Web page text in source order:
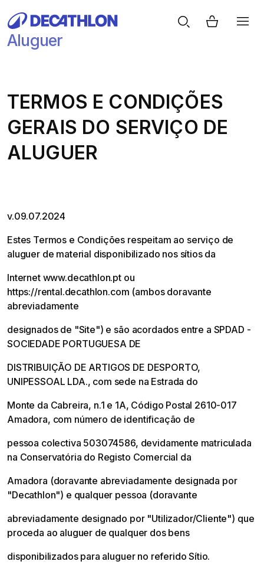
Aluguer
TERMOS E CONDIÇÕES
GERAIS DO SERVIÇO DE
ALUGUER
v.09.07.2024
Estes Termos e Condições respeitam ao serviço de
aluguer de material disponibilizado nos sítios da
Internet www.decathIon.pt ou
https://rental.decathlon.com (ambos doravante
abreviadamente
designados de "Site") e são acordados entre a SPDAD -
SOCIEDADE PORTUGUESA DE
DISTRIBUIÇÃO DE ARTIGOS DE DESPORTO,
UNIPESSOAL LDA., com sede na Estrada do
Monte da Cabreira, n.1 e 1A, Código Postal 2610-017
Amadora, com número de identificação de
pessoa colectiva 503074586, devidamente matriculada
na Conservatória do Registo Comercial da
Amadora (doravante abreviadamente designada por
"Decathlon") e qualquer pessoa (doravante
abreviadamente designado por "Utilizador/Cliente") que
proceda ao aluguer de qualquer dos bens
disponibilizados para aluguer no referido Sítio.